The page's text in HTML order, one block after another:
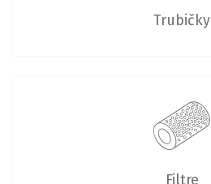
Trubičky
Filtre